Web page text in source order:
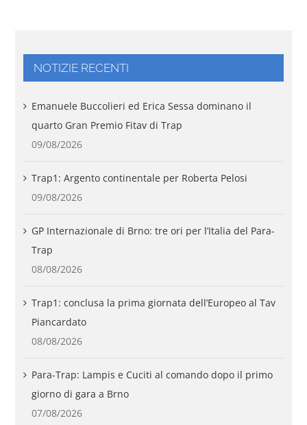
NOTIZIE RECENTI
Emanuele Buccolieri ed Erica Sessa dominano il
quarto Gran Premio Fitav di Trap
09/08/2026
Trap1: Argento continentale per Roberta Pelosi
09/08/2026
GP Internazionale di Brno: tre ori per l’Italia del Para-
Trap
08/08/2026
Trap1: conclusa la prima giornata dell’Europeo al Tav
Piancardato
08/08/2026
Para-Trap: Lampis e Cuciti al comando dopo il primo
giorno di gara a Brno
07/08/2026